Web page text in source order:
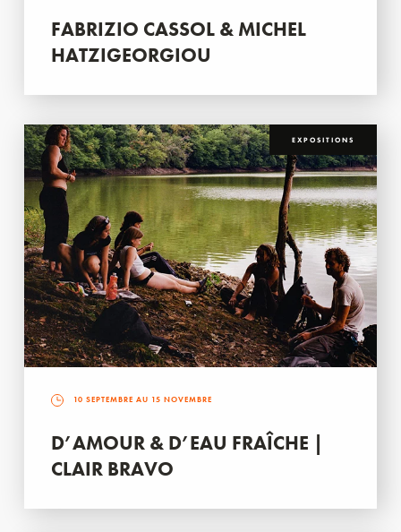
FABRIZIO CASSOL & MICHEL
HATZIGEORGIOU
EXPOSITIONS
10 SEPTEMBRE AU 15 NOVEMBRE
D’AMOUR & D’EAU FRAÎCHE |
CLAIR BRAVO